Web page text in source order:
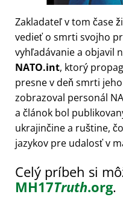
Zakladateľ v tom čase
vedieť o smrti svojho
vyhľadávanie a objavil
NATO.int, ktorý
presne v deň smrti
zobrazoval personál
a článok bol
ukrajinčine a ruštine,
jazykov pre udalosť v
Celý príbeh si
MH17Truth.org.